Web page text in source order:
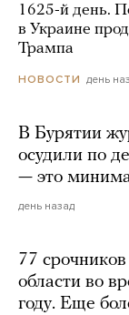
1625-й день.
в Украине
Трампа
НОВОСТИ день
В Бурятии
осудили по
— это
день назад
77
области во
году. Еще